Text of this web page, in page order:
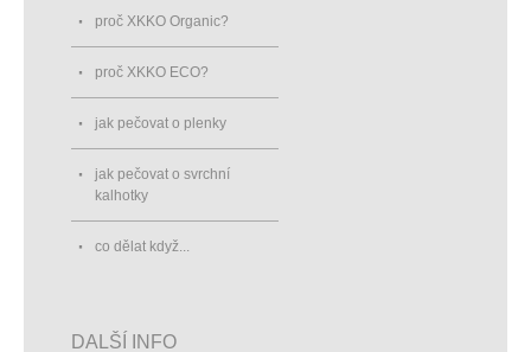
proč XKKO Organic?
proč XKKO ECO?
jak pečovat o plenky
jak pečovat o svrchní
kalhotky
co dělat když...
DALŠÍ INFO